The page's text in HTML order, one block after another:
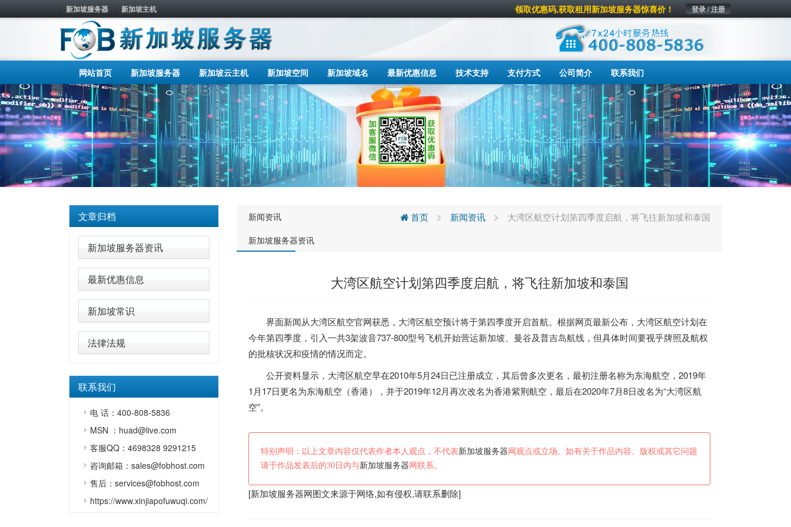
新加坡服务器 新加坡主机 登录 / 注册
领取优惠码,获取租用新加坡服务器惊喜价！
网站首页 新加坡服务器 新加坡云主机 新加坡空间 新加坡域名 最新优惠信息 技术支持 支付方式 公司简介 联系我们
文章归档
新加坡服务器资讯
最新优惠信息
新加坡常识
法律法规
联系我们
电 话：400-808-5836
MSN ：huad@live.com
客服QQ：4698328 9291215
咨询邮箱：sales@fobhost.com
售后：services@fobhost.com
https://www.xinjiapofuwuqi.com/
新闻资讯
新加坡服务器资讯
首页 新闻资讯 大湾区航空计划第四季度启航，将飞往新加坡和泰国
大湾区航空计划第四季度启航，将飞往新加坡和泰国
界面新闻从大湾区航空官网获悉，大湾区航空预计将于第四季度开启首航。根据网页最新公布，大湾区航空计划在
今年第四季度，引入一共3架波音737-800型号飞机开始营运新加坡 、曼谷及普吉岛航线，但具体时间要视乎牌照及航权
的批核状况和疫情的情况而定。
公开资料显示，大湾区航空早在2010年5月24日已注册成立，其后曾多次更名，最初注册名称为东海航空，2019年
1月17日更名为东海航空（香港），并于2019年12月再次改名为香港紫荆航空，最后在2020年7月8日改名为“大湾区航
空”。
特别声明：以上文章内容仅代表作者本人观点，不代表新加坡服务器 网观点或立场。如有关于作品内容、版权或其它问题
请于作品发表后的30日内与新加坡服务器 网联系。
[新加坡服务器网图文来源于网络,如有侵权,请联系删除]